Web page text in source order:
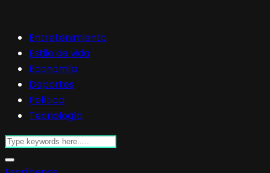
Entretenimiento
Estilo de vida
Economía
Deportes
Política
Tecnología